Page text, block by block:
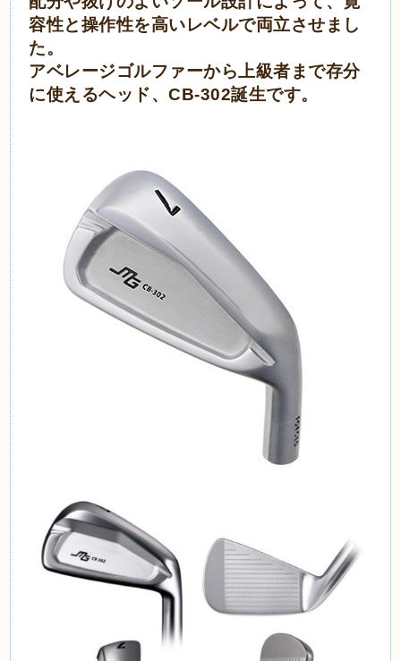
容性と操作性を高いレベルで両立させまし
た。
アベレージゴルファーから上級者まで存分
に使えるヘッド、CB-302誕生です。